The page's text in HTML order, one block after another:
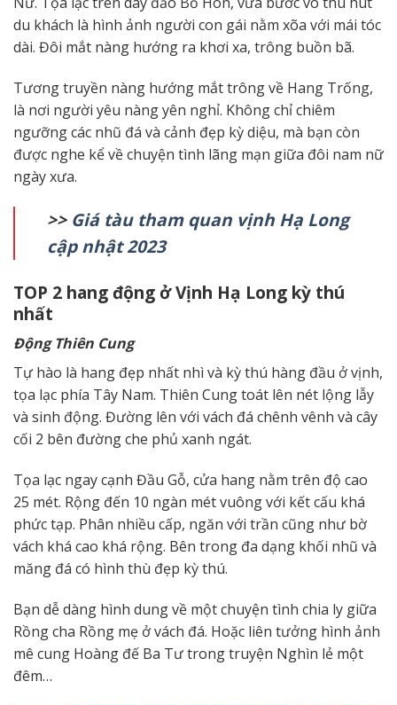
du khách là hình ảnh người con gái nằm xõa với mái tóc
dài. Đôi mắt nàng hướng ra khơi xa, trông buồn bã.
Tương truyền nàng hướng mắt trông về Hang Trống,
là nơi người yêu nàng yên nghỉ. Không chỉ chiêm
ngưỡng các nhũ đá và cảnh đẹp kỳ diệu, mà bạn còn
được nghe kể về chuyện tình lãng mạn giữa đôi nam nữ
ngày xưa.
>> Giá tàu tham quan vịnh Hạ Long
cập nhật 2023
TOP 2 hang động ở Vịnh Hạ Long kỳ thú
nhất
Động Thiên Cung
Tự hào là hang đẹp nhất nhì và kỳ thú hàng đầu ở vịnh,
tọa lạc phía Tây Nam. Thiên Cung toát lên nét lộng lẫy
và sinh động. Đường lên với vách đá chênh vênh và cây
cối 2 bên đường che phủ xanh ngát.
Tọa lạc ngay cạnh Đầu Gỗ, cửa hang nằm trên độ cao
25 mét. Rộng đến 10 ngàn mét vuông với kết cấu khá
phức tạp. Phân nhiều cấp, ngăn với trần cũng như bờ
vách khá cao khá rộng. Bên trong đa dạng khối nhũ và
măng đá có hình thù đẹp kỳ thú.
Bạn dễ dàng hình dung về một chuyện tình chia ly giữa
Rồng cha Rồng mẹ ở vách đá. Hoặc liên tưởng hình ảnh
mê cung Hoàng đế Ba Tư trong truyện Nghìn lẻ một
đêm…